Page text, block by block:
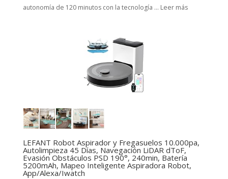
autonomía de 120 minutos con la tecnología ... Leer más
LEFANT Robot Aspirador y Fregasuelos 10.000pa,
Autolimpieza 45 Días, Navegación LiDAR dToF,
Evasión Obstáculos PSD 190°, 240min, Batería
5200mAh, Mapeo Inteligente Aspiradora Robot,
App/Alexa/Iwatch